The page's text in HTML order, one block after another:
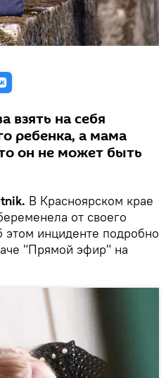
взять на себя
ребенка, а мама
он не может быть
В Красноярском крае
от своего
этом инциденте подробно
"Прямой эфир" на